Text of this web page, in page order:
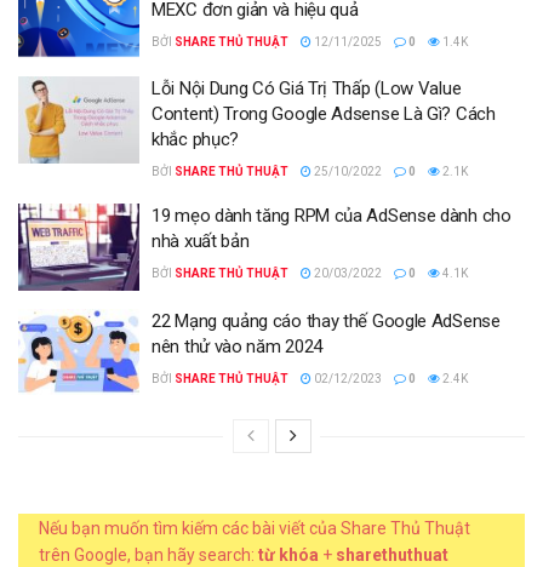
MEXC đơn giản và hiệu quả
BỞI SHARE THỦ THUẬT 12/11/2025 0 1.4K
Lỗi Nội Dung Có Giá Trị Thấp (Low Value
Content) Trong Google Adsense Là Gì? Cách
khắc phục?
BỞI SHARE THỦ THUẬT 25/10/2022 0 2.1K
19 mẹo dành tăng RPM của AdSense dành cho
nhà xuất bản
BỞI SHARE THỦ THUẬT 20/03/2022 0 4.1K
22 Mạng quảng cáo thay thế Google AdSense
nên thử vào năm 2024
BỞI SHARE THỦ THUẬT 02/12/2023 0 2.4K
Nếu bạn muốn tìm kiếm các bài viết của Share Thủ Thuật
trên Google, bạn hãy search: từ khóa + sharethuthuat